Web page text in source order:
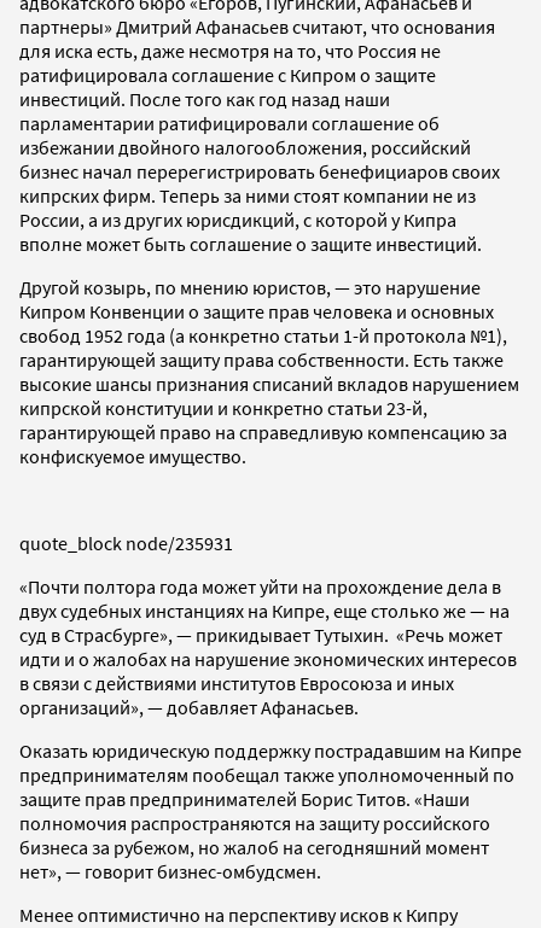
партнеры» Дмитрий Афанасьев считают, что основания
для иска есть, даже несмотря на то, что Россия не
ратифицировала соглашение с Кипром о защите
инвестиций. После того как год назад наши
парламентарии ратифицировали соглашение об
избежании двойного налогообложения, российский
бизнес начал перерегистрировать бенефициаров своих
кипрских фирм. Теперь за ними стоят компании не из
России, а из других юрисдикций, с которой у Кипра
вполне может быть соглашение о защите инвестиций.
Другой козырь, по мнению юристов, — это нарушение
Кипром Конвенции о защите прав человека и основных
свобод 1952 года (а конкретно статьи 1-й протокола №1),
гарантирующей защиту права собственности. Есть также
высокие шансы признания списаний вкладов нарушением
кипрской конституции и конкретно статьи 23-й,
гарантирующей право на справедливую компенсацию за
конфискуемое имущество.
quote_block node/235931
«Почти полтора года может уйти на прохождение дела в
двух судебных инстанциях на Кипре, еще столько же — на
суд в Страсбурге», — прикидывает Тутыхин. «Речь может
идти и о жалобах на нарушение экономических интересов
в связи с действиями институтов Евросоюза и иных
организаций», — добавляет Афанасьев.
Оказать юридическую поддержку пострадавшим на Кипре
предпринимателям пообещал также уполномоченный по
защите прав предпринимателей Борис Титов. «Наши
полномочия распространяются на защиту российского
бизнеса за рубежом, но жалоб на сегодняшний момент
нет», — говорит бизнес-омбудсмен.
Менее оптимистично на перспективу исков к Кипру